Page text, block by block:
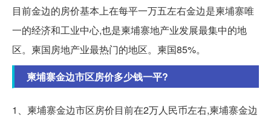
目前金边的房价基本上在每平一万五左右金边是柬埔寨唯
一的经济和工业中心,也是柬埔寨地产业发展最集中的地
区。柬国房地产业最热门的地区。柬国85%。
柬埔寨金边市区房价多少钱一平?
1、柬埔寨金边市区房价目前在2万人民币左右,柬埔寨金边